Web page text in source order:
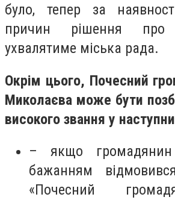
було, тепер за
причин рішення про
ухвалятиме міська рада.
Окрім цього, Почесний
Миколаєва може бути
високого звання у
– якщо
бажанням
«Почесний